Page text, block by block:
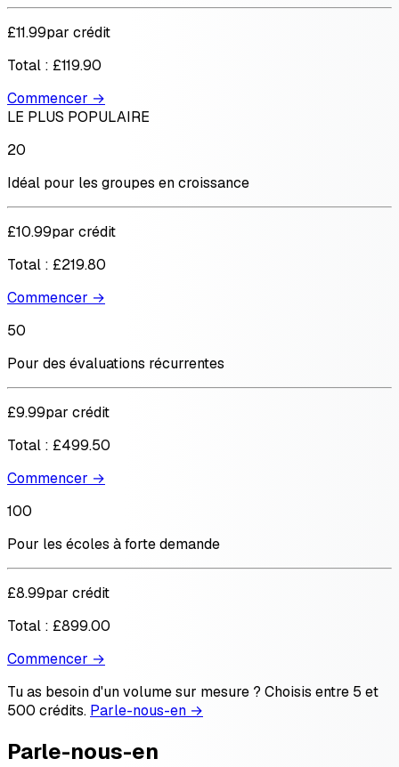
£11.99par crédit
Total : £119.90
Commencer →
LE PLUS POPULAIRE
20
Idéal pour les groupes en croissance
£10.99par crédit
Total : £219.80
Commencer →
50
Pour des évaluations récurrentes
£9.99par crédit
Total : £499.50
Commencer →
100
Pour les écoles à forte demande
£8.99par crédit
Total : £899.00
Commencer →
Tu as besoin d'un volume sur mesure ? Choisis entre 5 et
500 crédits. Parle-nous-en →
Parle-nous-en